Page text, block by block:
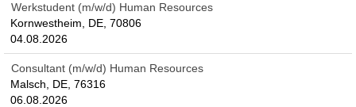
Werkstudent (m/w/d) Human Resources
Kornwestheim, DE, 70806
04.08.2026
Consultant (m/w/d) Human Resources
Malsch, DE, 76316
06.08.2026